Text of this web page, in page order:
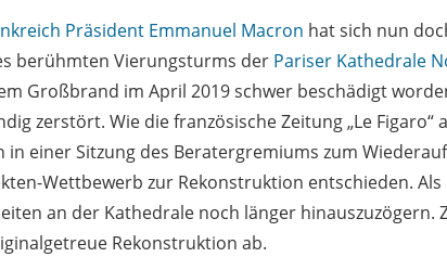
Präsident Emmanuel Macron hat sich nun
berühmten Vierungsturms der Pariser Kathedrale
Großbrand im April 2019 schwer beschädigt
zerstört. Wie die französische Zeitung „Le
in einer Sitzung des Beratergremiums zum
Wettbewerb zur Rekonstruktion entschieden.
an der Kathedrale noch länger hinauszuzögern.
Rekonstruktion ab.